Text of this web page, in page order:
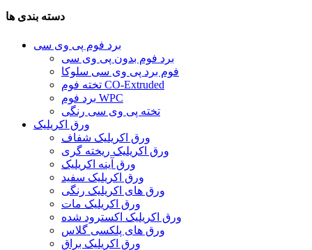
دسته بندی ها
برد فوم پی وی سی
برد فوم بدون پی وی سی
فوم برد پی وی سی سلوکا
تخته فوم CO-Extruded
برد فوم WPC
تخته پی وی سی رنگی
ورق اکریلیک
ورق اکریلیک شفاف
ورق اکریلیک ریخته گری
ورق آینه اکریلیک
ورق اکریلیک سفید
ورق های اکریلیک رنگی
ورق اکریلیک مات
ورق اکریلیک اکسترود شده
ورق های پلکسی گلاس
ورق اکریلیک براق